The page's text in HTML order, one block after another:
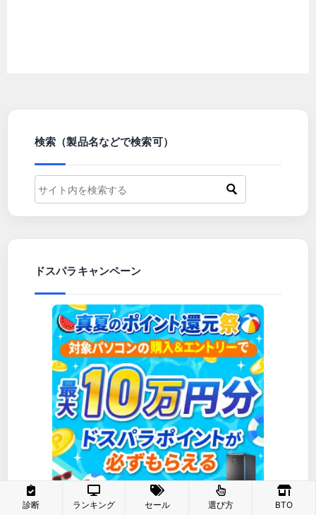
検索（製品名などで検索可）
ドスパラキャンペーン
診断 ランキング セール 選び方 BTO